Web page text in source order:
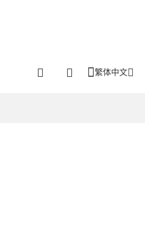
繁体中文